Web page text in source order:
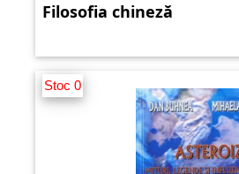
Filosofia chineză
Stoc 0